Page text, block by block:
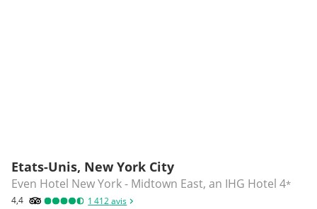
Etats-Unis, New York City
Even Hotel New York - Midtown East, an IHG Hotel 4*
4,4 1 412avis